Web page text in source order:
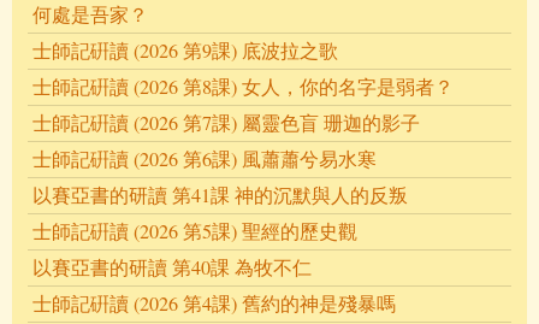
何處是吾家？
士師記硏讀 (2026 第9課) 底波拉之歌
士師記硏讀 (2026 第8課) 女人，你的名字是弱者？
士師記硏讀 (2026 第7課) 屬靈色盲 珊迦的影子
士師記硏讀 (2026 第6課) 風蕭蕭兮易水寒
以賽亞書的研讀 第41課 神的沉默與人的反叛
士師記硏讀 (2026 第5課) 聖經的歷史觀
以賽亞書的研讀 第40課 為牧不仁
士師記硏讀 (2026 第4課) 舊約的神是殘暴嗎